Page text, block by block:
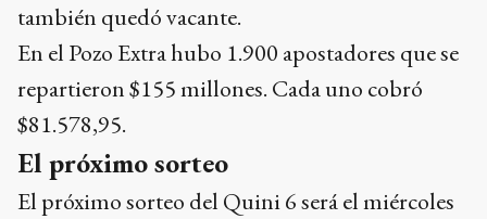
también quedó vacante.
En el Pozo Extra hubo 1.900 apostadores que se
repartieron $155 millones. Cada uno cobró
$81.578,95.
El próximo sorteo
El próximo sorteo del Quini 6 será el miércoles